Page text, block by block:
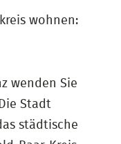
wohnen:
wenden Sie
Stadt
städtische